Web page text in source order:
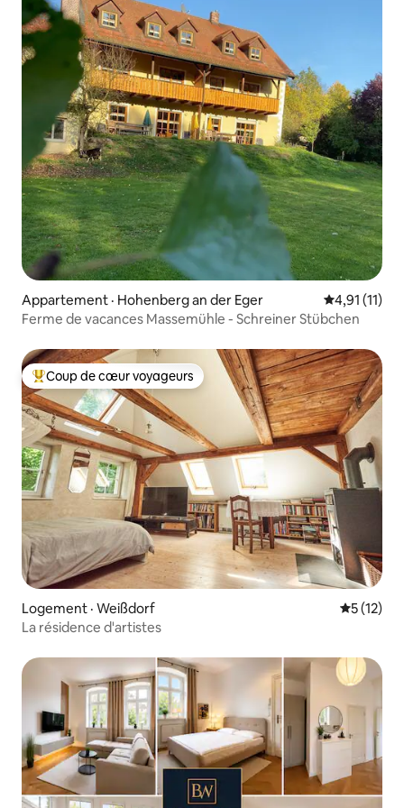
Appartement · Hohenberg an der Eger Note
4,91 (11)
Ferme de vacances Massemühle - Schreiner Stübchen
Coup de cœur voyageurs parmi les plus aimés
Coup de cœur voyageurs
Logement · Weißdorf Note
5 (12)
La résidence d'artistes